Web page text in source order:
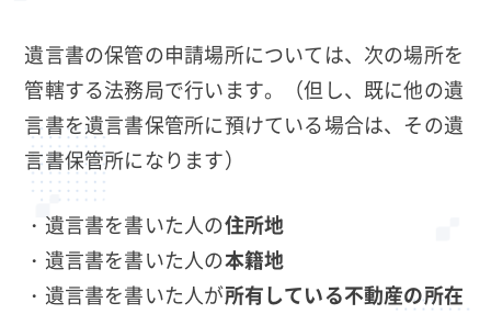
遺言書の保管の申請場所については、次の場所を
管轄する法務局で行います。（但し、既に他の遺
言書を遺言書保管所に預けている場合は、その遺
言書保管所になります）
・遺言書を書いた人の住所地
・遺言書を書いた人の本籍地
・遺言書を書いた人が所有している不動産の所在